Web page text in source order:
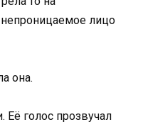
лицо
она.
Её голос прозвучал